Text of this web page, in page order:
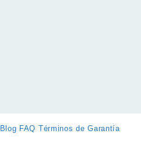
Blog FAQ Términos de Garantía